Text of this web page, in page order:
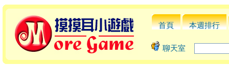
首頁 本週排行
聊天室